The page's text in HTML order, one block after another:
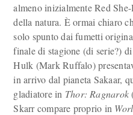
almeno inizialmente Red
della natura. È ormai chiaro
solo spunto dai fumetti
finale di stagione (di serie?) di
Hulk (Mark Ruffalo)
in arrivo dal pianeta Sakaar,
gladiatore in Thor: Ragnarok
Skarr compare proprio in